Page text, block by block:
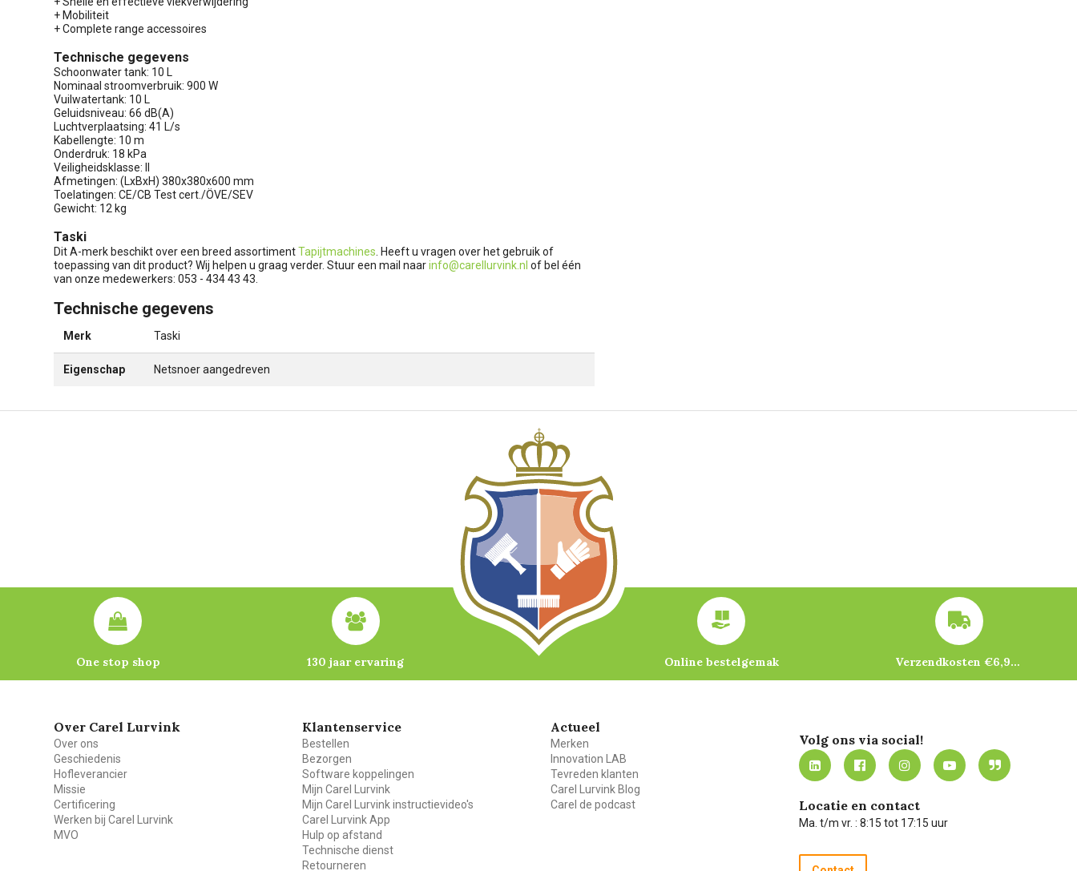
+ Mobiliteit
+ Complete range accessoires
Technische gegevens
Schoonwater tank: 10 L
Nominaal stroomverbruik: 900 W
Vuilwatertank: 10 L
Geluidsniveau: 66 dB(A)
Luchtverplaatsing: 41 L/s
Kabellengte: 10 m
Onderdruk: 18 kPa
Veiligheidsklasse: II
Afmetingen: (LxBxH) 380x380x600 mm
Toelatingen: CE/CB Test cert./ÖVE/SEV
Gewicht: 12 kg
Taski
Dit A-merk beschikt over een breed assortimentTapijtmachines . Heeft u vragen over het gebruik of
toepassing van dit product? Wij helpen u graag verder. Stuur een mail naarinfo@carellurvink.nl of bel één
van onze medewerkers: 053 - 434 43 43.
Technische gegevens
Merk Taski
Eigenschap Netsnoer aangedreven
One stop shop 130 jaar ervaring Online bestelgemak Verzendkosten €6,95 – gratis bij je eerste bestelling vanaf €200
Over Carel Lurvink
Over ons
Geschiedenis
Hofleverancier
Missie
Certificering
Werken bij Carel Lurvink
MVO
Klantenservice
Bestellen
Bezorgen
Software koppelingen
Mijn Carel Lurvink
Mijn Carel Lurvink instructievideo's
Carel Lurvink App
Hulp op afstand
Technische dienst
Retourneren
Actueel
Merken
Innovation LAB
Tevreden klanten
Carel Lurvink Blog
Carel de podcast
Volg ons via social!
Locatie en contact
Ma. t/m vr. : 8:15 tot 17:15 uur